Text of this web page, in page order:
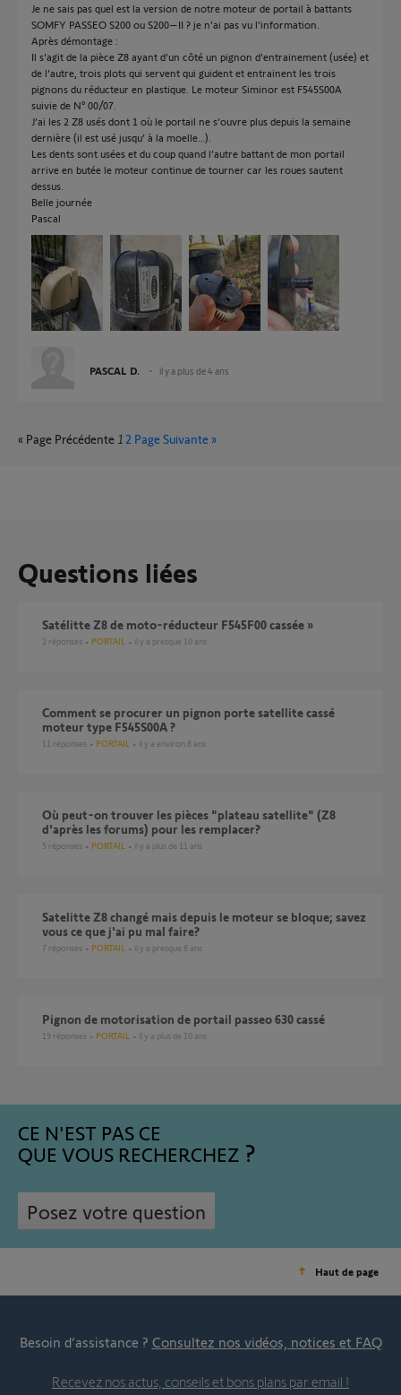
Je ne sais pas quel est la version de notre moteur de portail à battants
SOMFY PASSEO S200 ou S200–II ? je n’ai pas vu l’information.
Après démontage :
Il s'agit de la pièce Z8 ayant d'un côté un pignon d'entrainement (usée) et
de l'autre, trois plots qui servent qui guident et entrainent les trois
pignons du réducteur en plastique. Le moteur Siminor est F545S00A
suivie de N° 00/07.
J’ai les 2 Z8 usés dont 1 où le portail ne s’ouvre plus depuis la semaine
dernière (il est usé jusqu’ à la moelle…).
Les dents sont usées et du coup quand l’autre battant de mon portail
arrive en butée le moteur continue de tourner car les roues sautent
dessus.
Belle journée
Pascal
PASCAL D. il y a plus de 4 ans
« Page Précédente 1 2 Page Suivante »
Questions liées
Satélitte Z8 de moto-réducteur F545F00 cassée »
2 réponses PORTAIL il y a presque 10 ans
comment se procurer un pignon porte satellite cassé
moteur type F545S00A ?
11 réponses PORTAIL il y a environ 8 ans
Où peut-on trouver les pièces "plateau satellite" (Z8
d'après les forums) pour les remplacer?
5 réponses PORTAIL il y a plus de 11 ans
satelitte Z8 changé mais depuis le moteur se bloque; savez
vous ce que j'ai pu mal faire?
7 réponses PORTAIL il y a presque 8 ans
Pignon de motorisation de portail passeo 630 cassé
19 réponses PORTAIL il y a plus de 10 ans
CE N'EST PAS CE
QUE VOUS RECHERCHEZ
Posez votre question
Haut de page
Besoin d’assistance ? Consultez nos vidéos, notices et FAQ
Recevez nos actus, conseils et bons plans par email !